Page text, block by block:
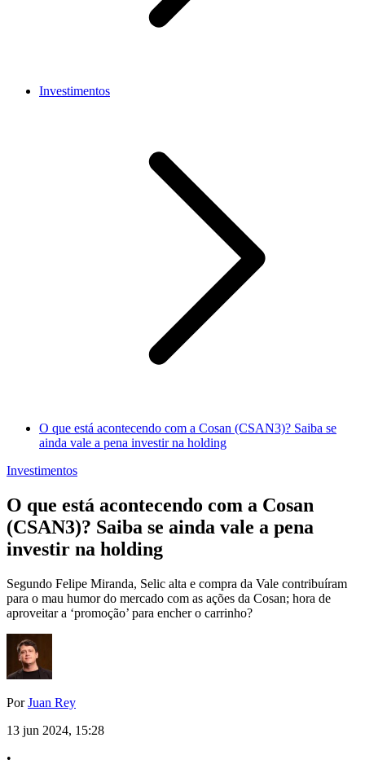
Investimentos
O que está acontecendo com a Cosan (CSAN3)? Saiba se
ainda vale a pena investir na holding
Investimentos
O que está acontecendo com a Cosan
(CSAN3)? Saiba se ainda vale a pena
investir na holding
Segundo Felipe Miranda, Selic alta e compra da Vale contribuíram
para o mau humor do mercado com as ações da Cosan; hora de
aproveitar a ‘promoção’ para encher o carrinho?
PorJuan Rey
13 jun 2024, 15:28
•